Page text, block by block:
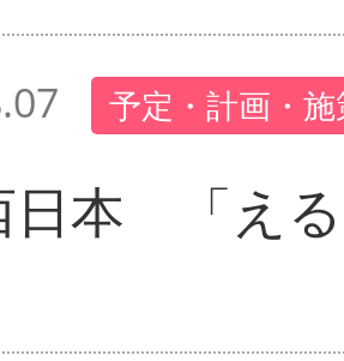
予定・計画・
日本 「え